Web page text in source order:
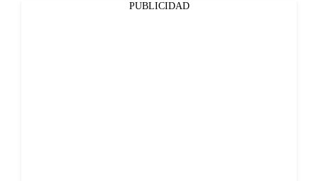
PUBLICIDAD